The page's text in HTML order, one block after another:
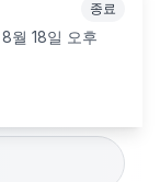
종료
월 18일 오후